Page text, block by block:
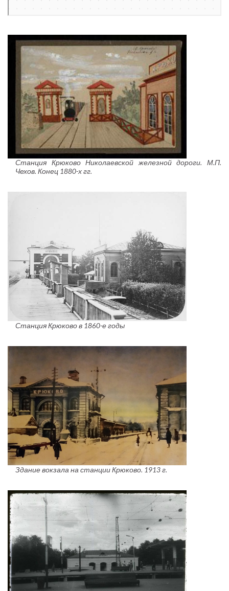
Станция Крюково Николаевской железной дороги. М.П.
Чехов. Конец 1880-х гг.
Станция Крюково в 1860-е годы
Здание вокзала на станции Крюково. 1913 г.